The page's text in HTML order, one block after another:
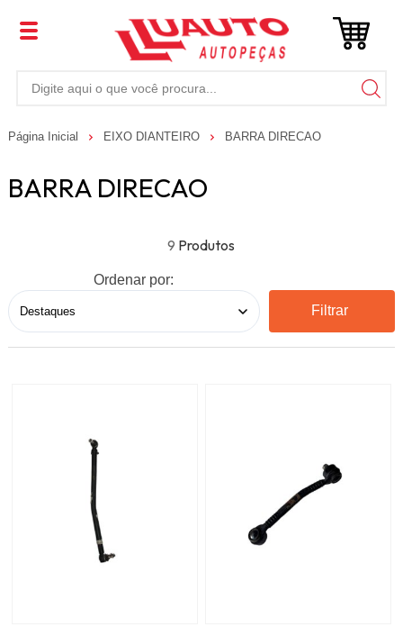
Página Inicial EIXO DIANTEIRO BARRA DIRECAO
BARRA DIRECAO
9
Ordenar por:
Filtrar